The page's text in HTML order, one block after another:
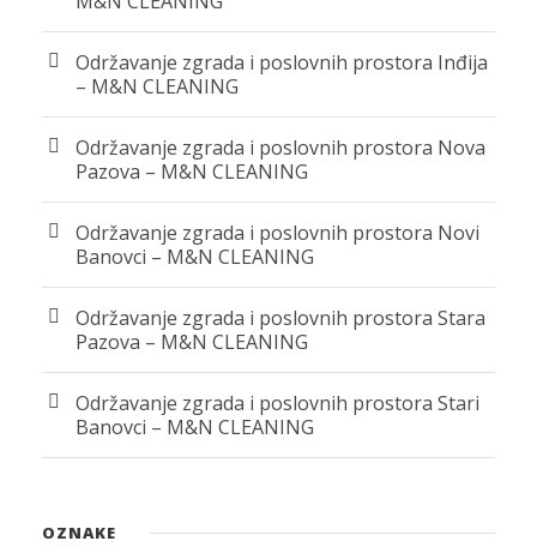
Održavanje zgrada i poslovnih prostora Inđija
– M&N CLEANING
Održavanje zgrada i poslovnih prostora Nova
Pazova – M&N CLEANING
Održavanje zgrada i poslovnih prostora Novi
Banovci – M&N CLEANING
Održavanje zgrada i poslovnih prostora Stara
Pazova – M&N CLEANING
Održavanje zgrada i poslovnih prostora Stari
Banovci – M&N CLEANING
OZNAKE